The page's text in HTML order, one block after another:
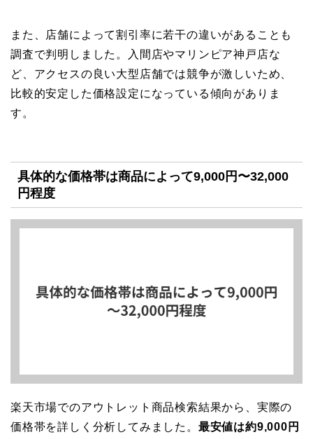
また、店舗によって割引率に若干の違いがあることも
調査で判明しました。入間店やマリンピア神戸店な
ど、アクセスの良い大型店舗では競争が激しいため、
比較的安定した価格設定になっている傾向がありま
す。
具体的な価格帯は商品によって9,000円〜32,000
円程度
楽天市場でのアウトレット商品検索結果から、実際の
価格帯を詳しく分析してみました。 最安値は約9,000円